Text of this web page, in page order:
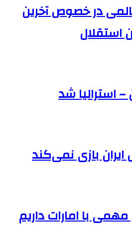
در خصوص آخرین
– استرالیا شد
بازی نمی‌کند
با امارات داریم